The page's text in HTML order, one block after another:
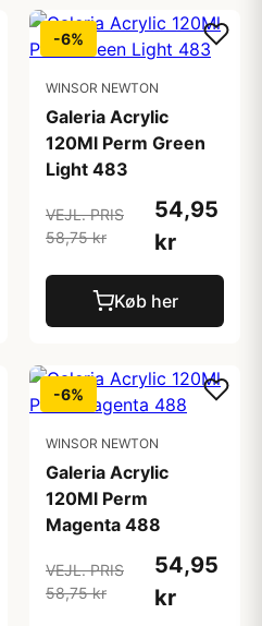
-6%
WINSOR NEWTON
Galeria Acrylic
120Ml Perm Green
Light 483
VEJL. PRIS
58,75 kr
54,95
kr
Køb her
-6%
WINSOR NEWTON
Galeria Acrylic
120Ml Perm
Magenta 488
VEJL. PRIS
58,75 kr
54,95
kr